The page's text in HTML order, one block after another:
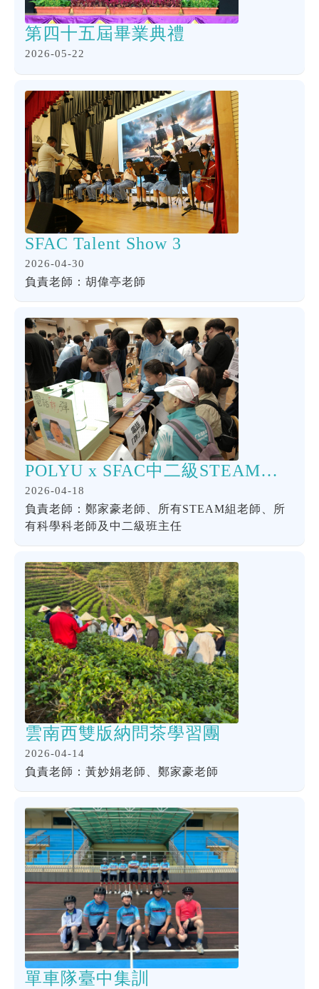
第四十五屆畢業典禮
2026-05-22
SFAC Talent Show 3
2026-04-30
負責老師：胡偉亭老師
POLYU x SFAC中二級STEAM同樂日
2026-04-18
負責老師：鄭家豪老師、所有STEAM組老師、所
有科學科老師及中二級班主任
雲南西雙版納問茶學習團
2026-04-14
負責老師：黃妙娟老師、鄭家豪老師
單車隊臺中集訓